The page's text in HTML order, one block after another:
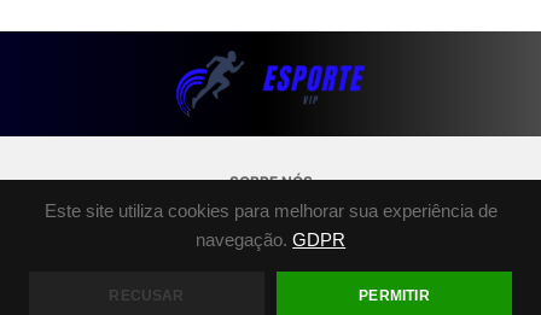
Este site utiliza cookies para melhorar sua experiência de
navegação. GDPR
RECUSAR PERMITIR
SOBRE NÓS
POLÍTICA DE PRIVACIDADE
TERMOS E CONDIÇÕES
FALE CONOSCO